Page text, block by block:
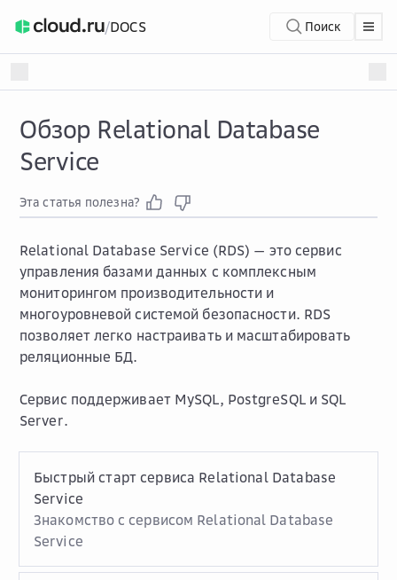
/DOCS Поиск
Обзор Relational Database
Service
Эта статья полезна?
Relational Database Service (RDS) — это сервис
управления базами данных с комплексным
мониторингом производительности и
многоуровневой системой безопасности. RDS
позволяет легко настраивать и масштабировать
реляционные БД.
Сервис поддерживает MySQL, PostgreSQL и SQL
Server.
Быстрый старт сервиса Relational Database
Service
Знакомство с сервисом Relational Database
Service